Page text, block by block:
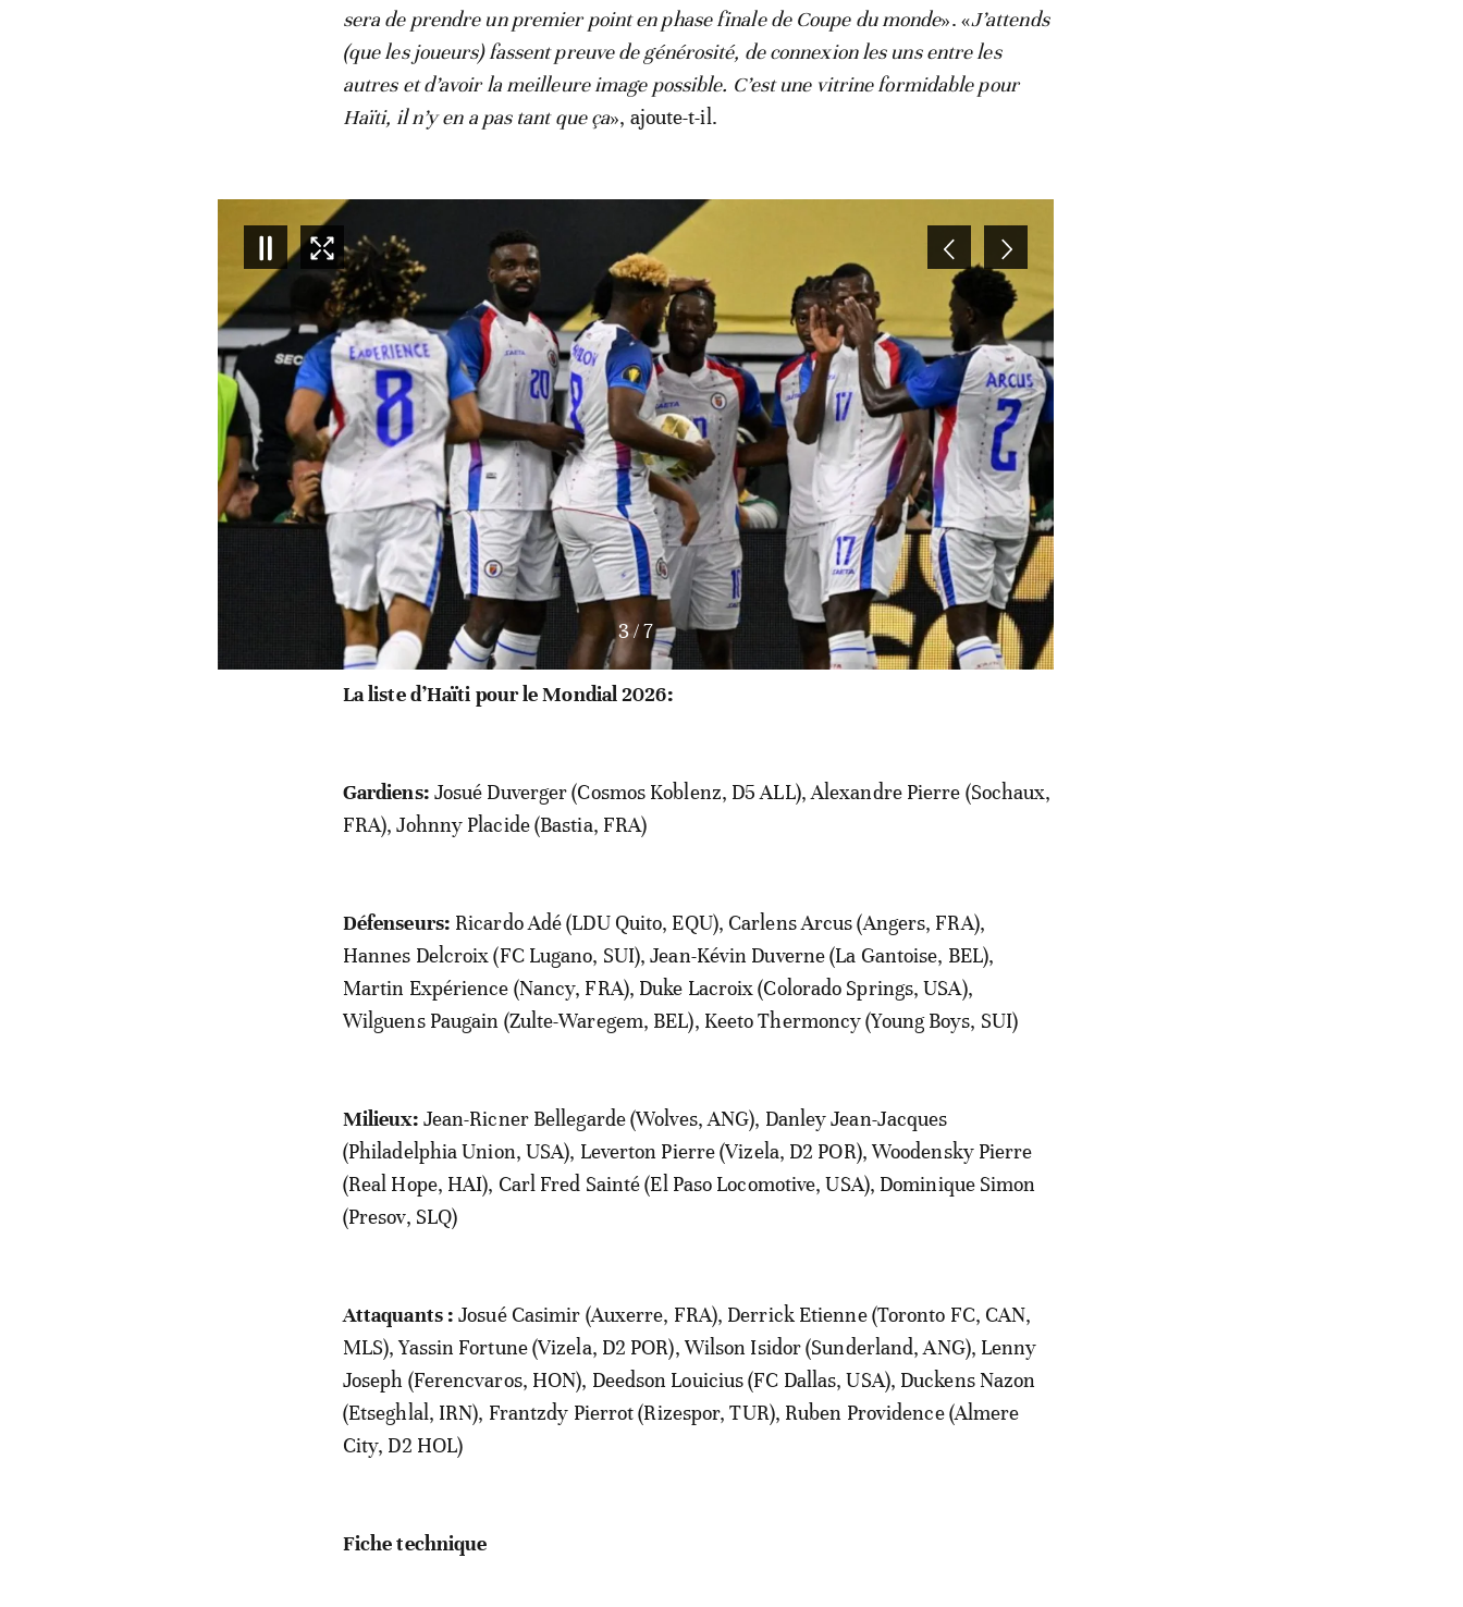
sera de prendre un premier point en phase finale de Coupe du monde». «J’attends
(que les joueurs) fassent preuve de générosité, de connexion les uns entre les
autres et d’avoir la meilleure image possible. C’est une vitrine formidable pour
Haïti, il n’y en a pas tant que ça», ajoute-t-il.
3/7
La liste d’Haïti pour le Mondial 2026:
Gardiens: Josué Duverger (Cosmos Koblenz, D5 ALL), Alexandre Pierre (Sochaux,
FRA), Johnny Placide (Bastia, FRA)
Défenseurs: Ricardo Adé (LDU Quito, EQU), Carlens Arcus (Angers, FRA),
Hannes Delcroix (FC Lugano, SUI), Jean-Kévin Duverne (La Gantoise, BEL),
Martin Expérience (Nancy, FRA), Duke Lacroix (Colorado Springs, USA),
Wilguens Paugain (Zulte-Waregem, BEL), Keeto Thermoncy (Young Boys, SUI)
Milieux: Jean-Ricner Bellegarde (Wolves, ANG), Danley Jean-Jacques
(Philadelphia Union, USA), Leverton Pierre (Vizela, D2 POR), Woodensky Pierre
(Real Hope, HAI), Carl Fred Sainté (El Paso Locomotive, USA), Dominique Simon
(Presov, SLQ)
Attaquants : Josué Casimir (Auxerre, FRA), Derrick Etienne (Toronto FC, CAN,
MLS), Yassin Fortune (Vizela, D2 POR), Wilson Isidor (Sunderland, ANG), Lenny
Joseph (Ferencvaros, HON), Deedson Louicius (FC Dallas, USA), Duckens Nazon
(Etseghlal, IRN), Frantzdy Pierrot (Rizespor, TUR), Ruben Providence (Almere
City, D2 HOL)
Fiche technique